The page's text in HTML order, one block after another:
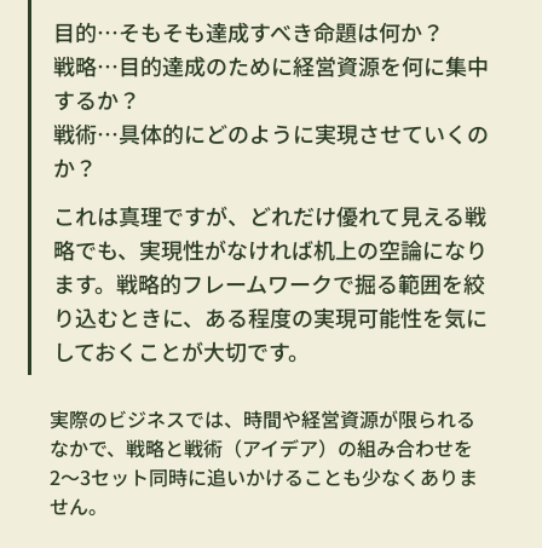
目的…そもそも達成すべき命題は何か？
戦略…目的達成のために経営資源を何に集中
するか？
戦術…具体的にどのように実現させていくの
か？
これは真理ですが、どれだけ優れて見える戦
略でも、実現性がなければ机上の空論になり
ます。戦略的フレームワークで掘る範囲を絞
り込むときに、ある程度の実現可能性を気に
しておくことが大切です。
実際のビジネスでは、時間や経営資源が限られる
なかで、戦略と戦術（アイデア）の組み合わせを
2〜3セット同時に追いかけることも少なくありま
せん。